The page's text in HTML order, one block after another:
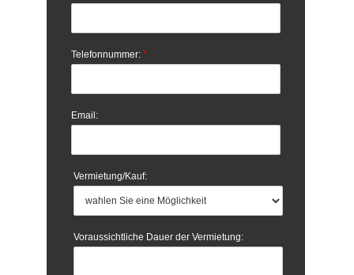
Telefonnummer:*
Email:
Vermietung/Kauf:
Voraussichtliche Dauer der Vermietung: